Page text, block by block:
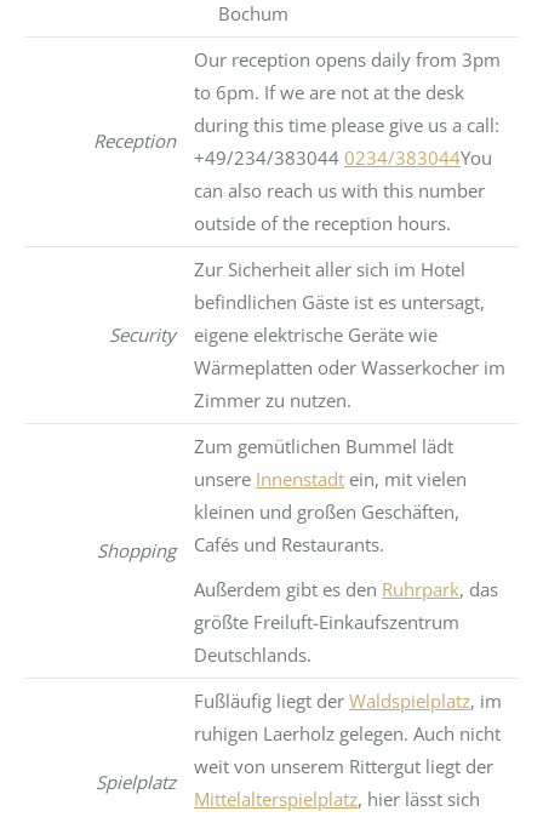
Bochum
Reception
Our reception opens daily from 3pm
to 6pm. If we are not at the desk
during this time please give us a call:
+49/234/383044 0234/383044You
can also reach us with this number
outside of the reception hours.
Security
Zur Sicherheit aller sich im Hotel
befindlichen Gäste ist es untersagt,
eigene elektrische Geräte wie
Wärmeplatten oder Wasserkocher im
Zimmer zu nutzen.
Shopping
Zum gemütlichen Bummel lädt
unsere Innenstadt ein, mit vielen
kleinen und großen Geschäften,
Cafés und Restaurants.
Außerdem gibt es den Ruhrpark, das
größte Freiluft-Einkaufszentrum
Deutschlands.
Spielplatz
Fußläufig liegt der Waldspielplatz, im
ruhigen Laerholz gelegen. Auch nicht
weit von unserem Rittergut liegt der
Mittelalterspielplatz, hier lässt sich